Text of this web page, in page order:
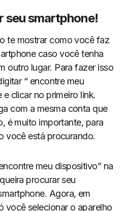
seu smartphone!
te mostrar como você faz
caso você tenha
outro lugar. Para fazer isso
“ encontre meu
clicar no primeiro link.
com a mesma conta que
é muito importante, para
você está procurando.
meu dispositivo” na
procurar seu
Agora, em
você selecionar o aparelho